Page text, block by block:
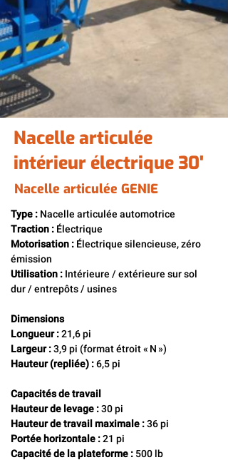
Nacelle articulée
intérieur électrique 30'
Nacelle articulée GENIE
Type : Nacelle articulée automotrice
Traction : Électrique
Motorisation : Électrique silencieuse, zéro
émission
Utilisation : Intérieure / extérieure sur sol
dur / entrepôts / usines
Dimensions
Longueur : 21,6 pi
Largeur : 3,9 pi (format étroit « N »)
Hauteur (repliée) : 6,5 pi
Capacités de travail
Hauteur de levage : 30 pi
Hauteur de travail maximale : 36 pi
Portée horizontale : 21 pi
Capacité de la plateforme : 500 lb